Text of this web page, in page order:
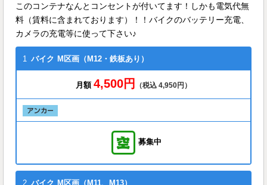
このコンテナなんとコンセントが付いてます！しかも電気代無
料（賃料に含まれております）！！バイクのバッテリー充電、
カメラの充電等に使って下さい♪
1 バイク M区画（M12・鉄板あり）
月額 4,500円 （税込 4,950円）
募集中
2 バイク M区画（M11、M13）